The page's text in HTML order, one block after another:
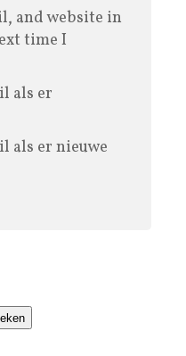
and website in
time I
als er
als er nieuwe